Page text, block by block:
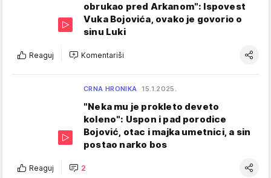
obrukao pred Arkanom": Ispovest
Vuka Bojovića, ovako je govorio o
sinu Luki
Reaguj Komentariši
CRNA HRONIKA 15.1.2025.
"Neka mu je prokleto deveto
koleno": Uspon i pad porodice
Bojović, otac i majka umetnici, a sin
postao narko bos
Reaguj 2